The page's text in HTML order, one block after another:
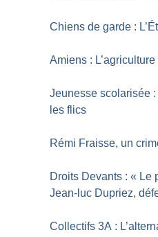
Chiens de garde :
Amiens :
Jeunesse scolarisée
les flics
Rémi Fraisse, un
Droits Devants : « Le
Jean-luc Dupriez,
Collectifs 3A :